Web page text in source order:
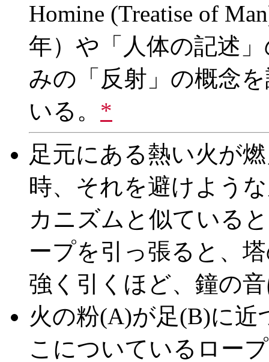
Homine (Treatise of
年）や「人体の記述
みの「反射」の概念
いる。 *
足元にある熱い火が
時、それを避けよう
カニズムと似ている
ープを引っ張ると、
強く引くほど、鐘の
火の粉(A)が足(B)に
こについているロー